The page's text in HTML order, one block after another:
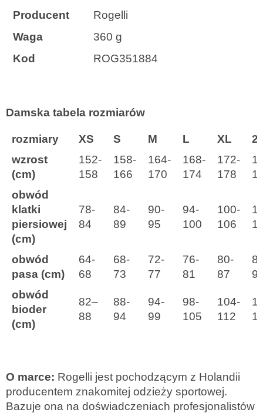
Producent
Rogelli
Waga
360 g
Kod
ROG351884
Damska tabela rozmiarów
rozmiary XS S M L XL
wzrost
(cm)
152-
158
158-
166
164-
170
168-
174
172-
178
obwód
klatki
piersiowej
(cm)
78-
84
84-
89
90-
95
94-
100
100-
106
obwód
pasa (cm)
64-
68
68-
73
72-
77
76-
81
80-
87
obwód
bioder
(cm)
82–
88
88-
94
94-
99
98-
105
104-
112
O marce: Rogelli jest pochodzącym z Holandii
producentem znakomitej odzieży sportowej.
Bazuje ona na doświadczeniach profesjonalistów